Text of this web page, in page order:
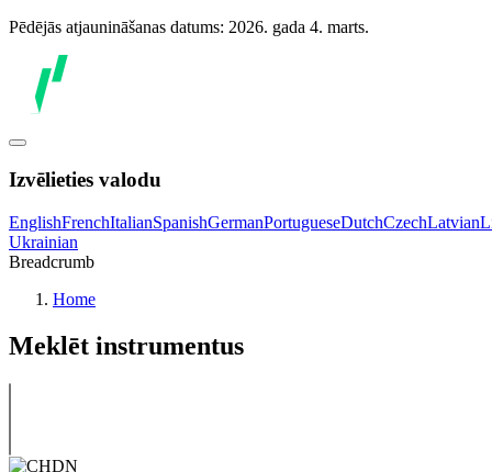
Pēdējās atjaunināšanas datums: 2026. gada 4. marts.
Izvēlieties valodu
EnglishFrenchItalianSpanishGermanPortugueseDutchCzechLatvian
Ukrainian
Breadcrumb
Home
Meklēt instrumentus